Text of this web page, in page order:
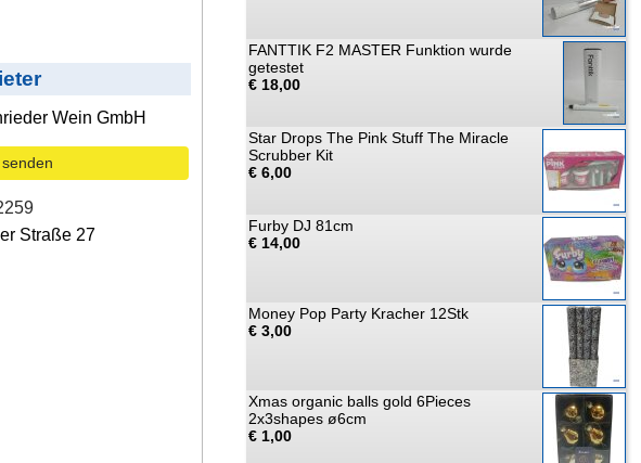
FANTTIK F2 MASTER Funktion wurde
getestet
€ 18,00
Star Drops The Pink Stuff The Miracle
Scrubber Kit
€ 6,00
Furby DJ 81cm
€ 14,00
Money Pop Party Kracher 12Stk
€ 3,00
Xmas organic balls gold 6Pieces
2x3shapes ø6cm
€ 1,00
Wein GmbH
Straße 27